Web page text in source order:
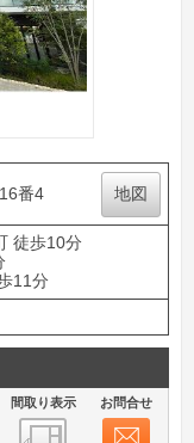
番4 地図
徒歩10分
11分
間取り表示 お問合せ